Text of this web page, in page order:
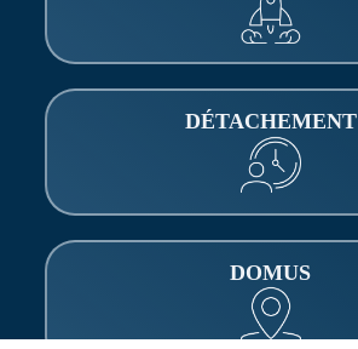
DÉTACHEMENT
DOMUS